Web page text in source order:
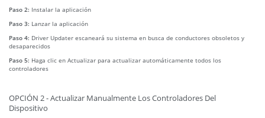
Paso 2: Instalar la aplicación
Paso 3: Lanzar la aplicación
Paso 4: Driver Updater escaneará su sistema en busca de conductores obsoletos y
desaparecidos
Paso 5: Haga clic en Actualizar para actualizar automáticamente todos los
controladores
OPCIÓN 2 - Actualizar Manualmente Los Controladores Del
Dispositivo